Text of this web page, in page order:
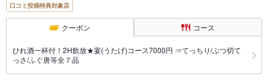
口コミ投稿特典対象店
クーポン コース
ひれ酒一杯付！2H飲放★宴(うたげ)コース7000円 ⇒てっちり/ぶつ切て
っさ/ふぐ唐等全７品